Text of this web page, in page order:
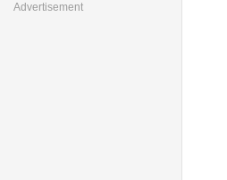
Advertisement